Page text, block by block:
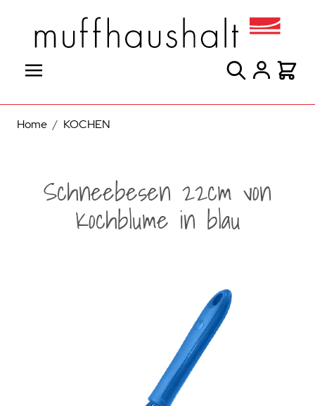
Suche
Home / KOCHEN
Schneebesen 22cm von
Kochblume in blau